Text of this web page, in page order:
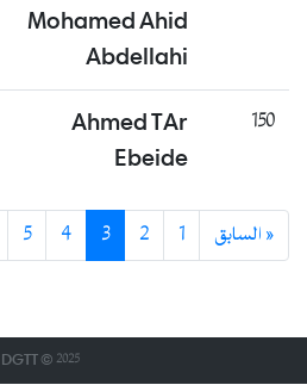
Mohamed Ahid
Abdellahi
150
Ahmed TAr
Ebeide
« السابق
DGTT © 2025